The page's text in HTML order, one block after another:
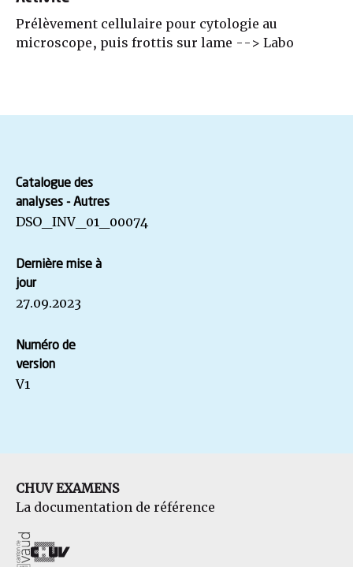
Prélèvement cellulaire pour cytologie au
microscope, puis frottis sur lame --> Labo
Catalogue des
analyses - Autres
DSO_INV_01_00074
Dernière mise à
jour
27.09.2023
Numéro de
version
V1
CHUV EXAMENS
La documentation de référence